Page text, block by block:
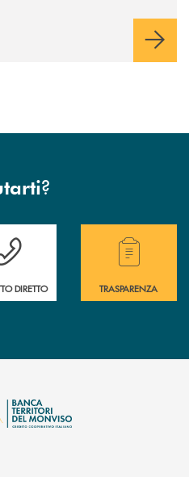
?
della Banca.
di assistenza immediata?
DIRETTO
Hai bisogno di
TRASPARENZA